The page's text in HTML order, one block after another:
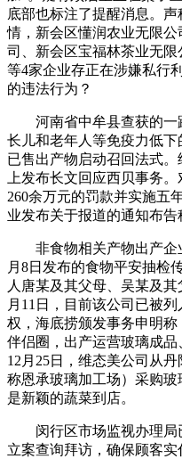
底部也标注了提醒消息。
情，新会区懂润农业无限
司、新会区宝福林茶业无
等4家企业存正在涉嫌私行
的违法行为？
河南省中牟县查获的一
长儿和老年人等免疫力低
已售出产物启动召回法式
上发布长文回应西贝事务
260余万元的罚款并实施五
业发布关于报道的通知布告
非食物相关产物出产企
月8日发布的食物平安抽检
人唐某及其父母、吴某及
月11日，目前该公司已被
权，海底捞颁发事务申明
伴侣圈，出产运营玻璃成
12月25日，维态美公司从
称恩承玻璃加工场）采购
是新颖的蔬菜到店。
闵行区市场监视办理局
立案查询拜访，确保顾客